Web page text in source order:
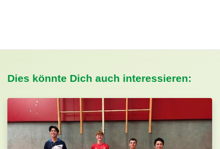
Dies könnte Dich auch interessieren: